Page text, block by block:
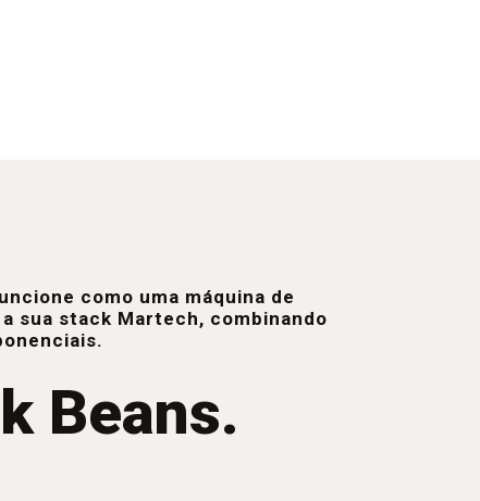
como uma máquina de
sua stack Martech, combinando
Beans.